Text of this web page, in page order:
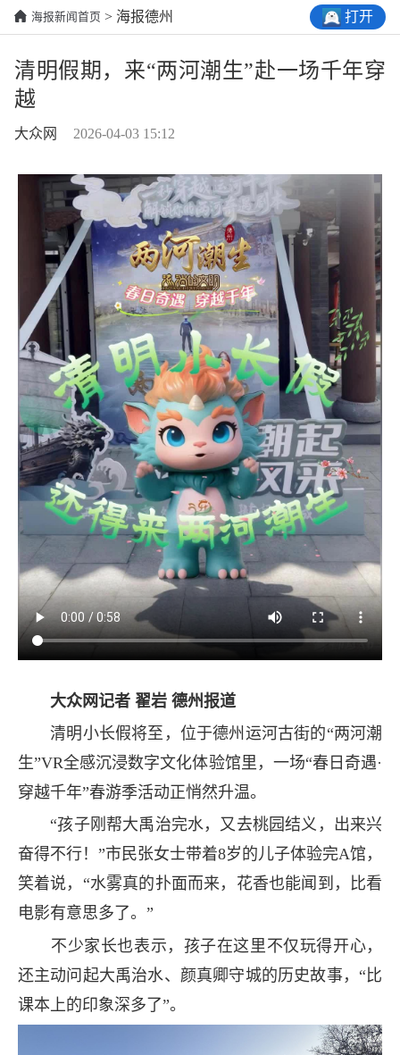
海报新闻首页 > 海报德州 打开
清明假期，来“两河潮生”赴一场千年穿
越
大众网 2026-04-03 15:12
大众网记者 翟岩 德州报道
清明小长假将至，位于德州运河古街的“两河潮
生”VR全感沉浸数字文化体验馆里，一场“春日奇遇·
穿越千年”春游季活动正悄然升温。
“孩子刚帮大禹治完水，又去桃园结义，出来兴
奋得不行！”市民张女士带着8岁的儿子体验完A馆，
笑着说，“水雾真的扑面而来，花香也能闻到，比看
电影有意思多了。”
不少家长也表示，孩子在这里不仅玩得开心，
还主动问起大禹治水、颜真卿守城的历史故事，“比
课本上的印象深多了”。